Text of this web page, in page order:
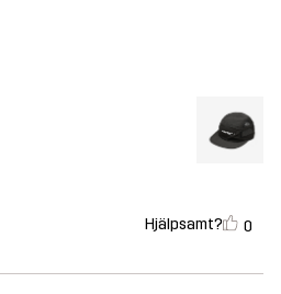
Hjälpsamt? 0